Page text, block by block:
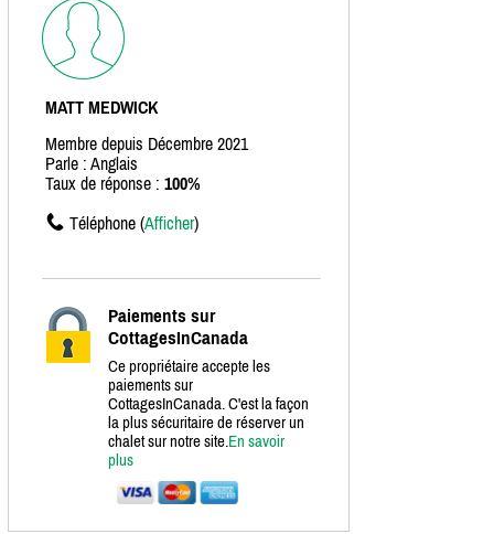
MATT MEDWICK
Membre depuis Décembre 2021
Parle : Anglais
Taux de réponse : 100%
Téléphone (Afficher)
Paiements sur
CottagesInCanada
Ce propriétaire accepte les
paiements sur
CottagesInCanada. C'est la façon
la plus sécuritaire de réserver un
chalet sur notre site.En savoir
plus